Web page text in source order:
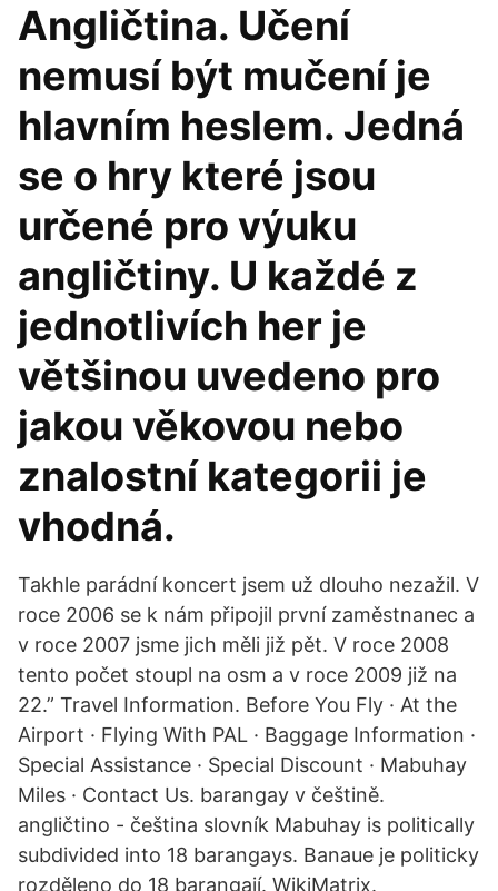
Angličtina. Učení
nemusí být mučení je
hlavním heslem. Jedná
se o hry které jsou
určené pro výuku
angličtiny. U každé z
jednotlivích her je
většinou uvedeno pro
jakou věkovou nebo
znalostní kategorii je
vhodná.
Takhle parádní koncert jsem už dlouho nezažil. V
roce 2006 se k nám připojil první zaměstnanec a
v roce 2007 jsme jich měli již pět. V roce 2008
tento počet stoupl na osm a v roce 2009 již na
22.” Travel Information. Before You Fly · At the
Airport · Flying With PAL · Baggage Information ·
Special Assistance · Special Discount · Mabuhay
Miles · Contact Us. barangay v češtině.
angličtino - čeština slovník Mabuhay is politically
subdivided into 18 barangays. Banaue je politicky
rozděleno do 18 barangají. WikiMatrix.